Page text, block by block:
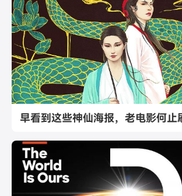
早看到这些神仙海报，老电影何止